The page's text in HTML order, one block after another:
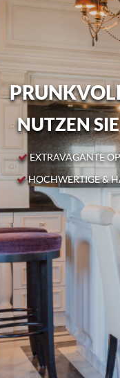
NUTZEN
EXTRAVAGANTE
HOCHWERTIGE &